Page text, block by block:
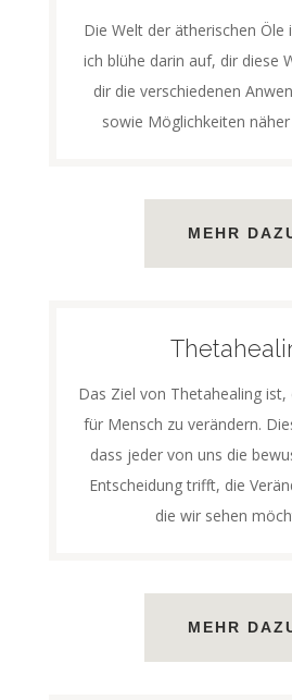
Die Welt der ätherischen Öle
ich blühe darin auf, dir diese
dir die verschiedenen
sowie Möglichkeiten
MEHR
Das Ziel von Thetahealing ist,
für Mensch zu verändern.
dass jeder von uns die
Entscheidung trifft, die
die wir sehen
MEHR